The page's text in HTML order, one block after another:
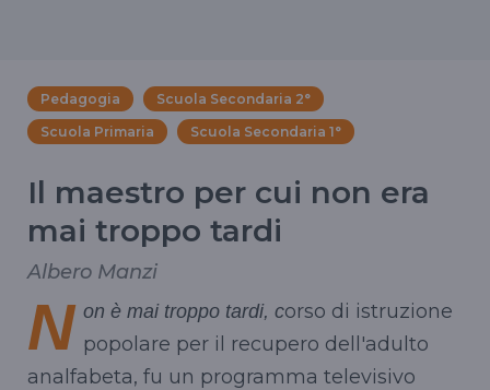
Pedagogia
Scuola Secondaria 2°
Scuola Primaria
Scuola Secondaria 1°
Il maestro per cui non era
mai troppo tardi
Albero Manzi
N on è mai troppo tardi, corso di istruzione
popolare per il recupero dell'adulto
analfabeta, fu un programma televisivo